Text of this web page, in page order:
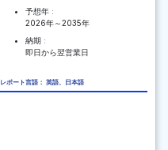
予想年 :
2026年～2035年
納期 :
即日から翌営業日
レポート言語： 英語、日本語